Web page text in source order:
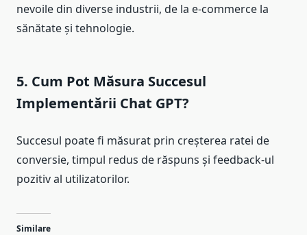
nevoile din diverse industrii, de la e-commerce la
sănătate și tehnologie.
5. Cum Pot Măsura Succesul
Implementării Chat GPT?
Succesul poate fi măsurat prin creșterea ratei de
conversie, timpul redus de răspuns și feedback-ul
pozitiv al utilizatorilor.
Similare